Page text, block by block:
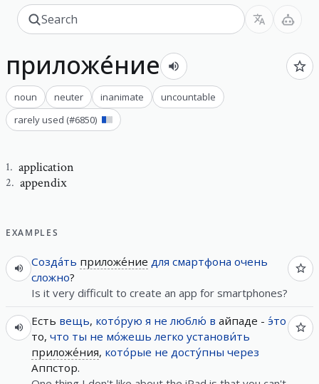
приложе́ние
noun neuter inanimate
uncountable
rarely used (#6850)
1. application
2. appendiх
EXAMPLES
Созда́ть приложе́ние для смартфона очень
сложно?
Is it very difficult to create an app for smartphones?
Есть вещь, кото́рую я не люблю́ в айпаде - э́то
то, что ты не мо́жешь легко установи́ть
приложе́ния, кото́рые не досту́пны через
Аппстор.